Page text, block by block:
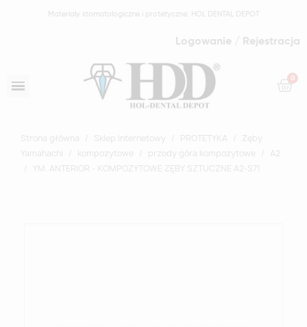
Materiały stomatologiczne i protetyczne: HOL DENTAL DEPOT
Logowanie / Rejestracja
Strona główna Sklep Internetowy PROTETYKA
Zęby
Yamahachi
kompozytowe przody góra kompozytowe
A2
YM. ANTERIOR - KOMPOZYTOWE ZĘBY SZTUCZNE A2-S71